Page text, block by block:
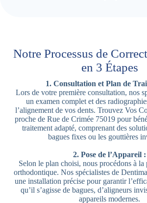
Notre Processus de
en 3 Étapes
1. Consultation et Plan de
Lors de votre première consultation, nos
un examen complet et des
l’alignement de vos dents. Trouvez Vos
proche de Rue de Crimée 75019 pour
traitement adapté, comprenant des
bagues fixes ou les gouttières
2. Pose de l’Appareil :
Selon le plan choisi, nous procédons à la
orthodontique. Nos spécialistes de
une installation précise pour garantir
qu’il s’agisse de bagues, d’aligneurs
appareils modernes.